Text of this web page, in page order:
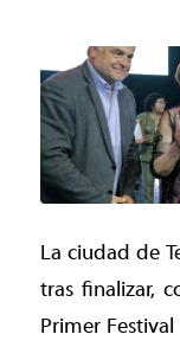
La ciudad de
tras finalizar,
Primer